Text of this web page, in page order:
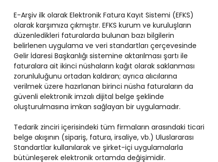
E-Arşiv ilk olarak Elektronik Fatura Kayıt Sistemi (EFKS)
olarak karşımıza çıkmıştır. EFKS kurum ve kuruluşların
düzenledikleri faturalarda bulunan bazı bilgilerin
belirlenen uygulama ve veri standartları çerçevesinde
Gelir İdaresi Başkanlığı sistemine aktarılması şartı ile
faturalara ait ikinci nüshaların kağıt olarak saklanması
zorunluluğunu ortadan kaldıran; ayrıca alıcılarına
verilmek üzere hazırlanan birinci nüsha faturaların da
güvenli elektronik imzalı dijital belge şeklinde
oluşturulmasına imkan sağlayan bir uygulamadır.
Tedarik zinciri içerisindeki tüm firmaların arasındaki ticari
belge akışının (sipariş, fatura, irsaliye, vb.) Uluslararası
Standartlar kullanılarak ve şirket-içi uygulamalarla
bütünleşerek elektronik ortamda değişimidir.